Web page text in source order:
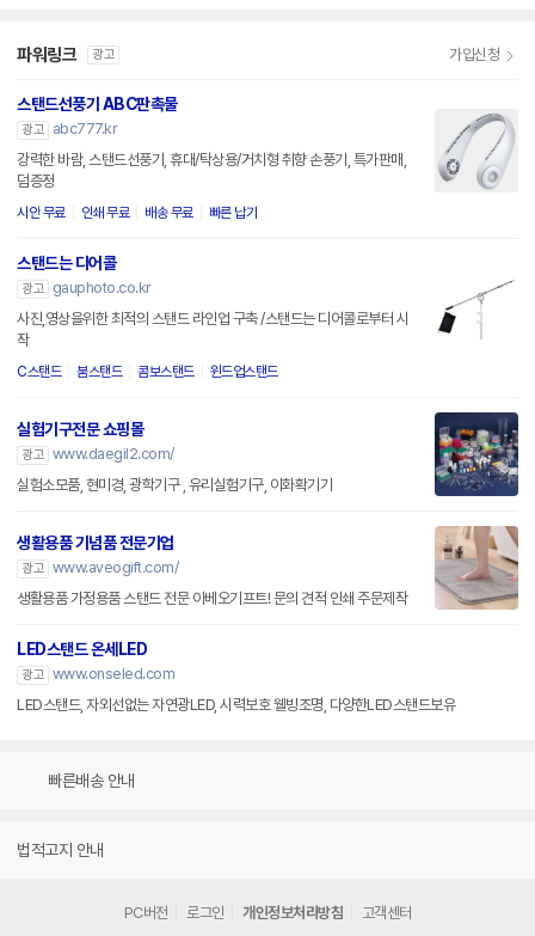
파워링크 광고 가입신청
스탠드선풍기 ABC판촉물
광고
abc777.kr
강력한 바람, 스탠드선풍기, 휴대/탁상용/거치형 취향 손풍기, 특가판매,
덤증정
시안 무료 인쇄 무료 배송 무료 빠른 납기
스탠드는 디어콜
광고
gauphoto.co.kr
사진,영상을위한 최적의 스탠드 라인업 구축 /스탠드는 디어콜로부터 시
작
C스탠드 붐스탠드 콤보스탠드 윈드업스탠드
실험기구전문 쇼핑몰
광고 www.daegil2.com/
실험소모품, 현미경, 광학기구 , 유리실험기구, 이화확기기
생활용품 기념품 전문기업
광고 www.aveogift.com/
생활용품 가정용품 스탠드 전문 아베오기프트! 문의 견적 인쇄 주문제작
LED스탠드 온세LED
광고 www.onseled.com
LED스탠드, 자외선없는 자연광LED, 시력보호 웰빙조명, 다양한LED스탠드보유
빠른배송 안내
법적고지 안내
PC버전 로그인 개인정보처리방침 고객센터